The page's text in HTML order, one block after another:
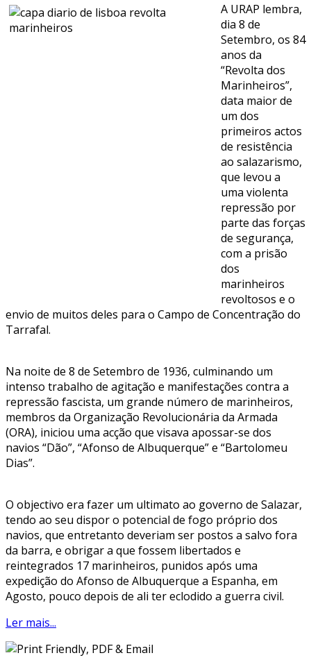
A URAP lembra,
dia 8 de
Setembro, os 84
anos da
“Revolta dos
Marinheiros”,
data maior de
um dos
primeiros actos
de resistência
ao salazarismo,
que levou a
uma violenta
repressão por
parte das forças
de segurança,
com a prisão
dos
marinheiros
revoltosos e o
envio de muitos deles para o Campo de Concentração do
Tarrafal.
Na noite de 8 de Setembro de 1936, culminando um
intenso trabalho de agitação e manifestações contra a
repressão fascista, um grande número de marinheiros,
membros da Organização Revolucionária da Armada
(ORA), iniciou uma acção que visava apossar-se dos
navios “Dão”, “Afonso de Albuquerque” e “Bartolomeu
Dias”.
O objectivo era fazer um ultimato ao governo de Salazar,
tendo ao seu dispor o potencial de fogo próprio dos
navios, que entretanto deveriam ser postos a salvo fora
da barra, e obrigar a que fossem libertados e
reintegrados 17 marinheiros, punidos após uma
expedição do Afonso de Albuquerque a Espanha, em
Agosto, pouco depois de ali ter eclodido a guerra civil.
Ler mais...